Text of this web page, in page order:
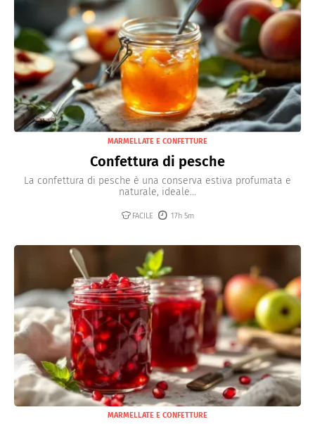
MARMELLATE E CONFETTURE
Confettura di pesche
La confettura di pesche è una conserva estiva profumata e
naturale, ideale...
FACILE 17h 5m
MARMELLATE E CONFETTURE